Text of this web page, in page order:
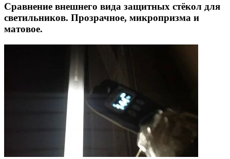
Сравнение внешнего вида защитных стёкол для
светильников. Прозрачное, микропризма и
матовое.